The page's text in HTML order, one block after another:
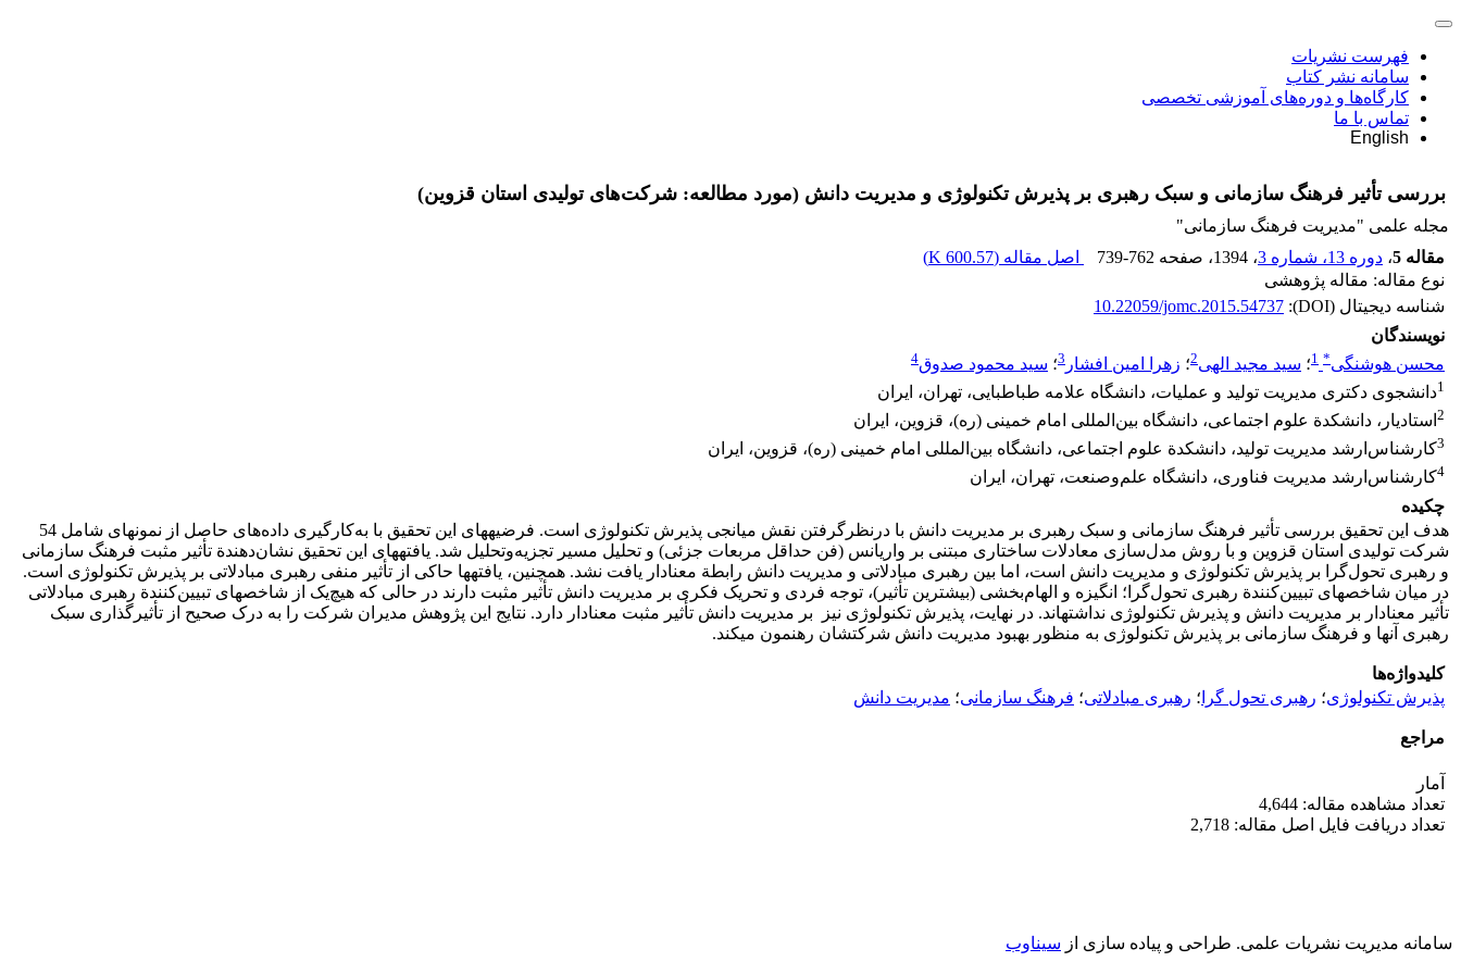
فهرست نشریات
سامانه نشر کتاب
کارگاه‌ها و دوره‌های آموزشی تخصصی
تماس با ما
English
بررسی تأثیر فرهنگ سازمانی و سبک رهبری بر پذیرش تکنولوژی و مدیریت دانش (مورد مطالعه: شرکت‌های تولیدی استان قزوین)
مجله علمی "مدیریت فرهنگ سازمانی"
مقاله 5
، دوره 13، شماره 3 ، 1394 ، صفحه 739-762 اصل مقاله (600.57 K
)
نوع مقاله: مقاله پژوهشی
شناسه دیجیتال (DOI):
10.22059/jomc.2015.54737
نویسندگان
محسن هوشنگی*
1؛ سید مجید الهی2؛ زهرا امین افشار 3؛ سید محمود صدوق4
1دانشجوی دکتری مدیریت تولید و عملیات، دانشگاه علامه طباطبایی، تهران، ایران
2 استادیار، دانشکدة علوم اجتماعی، دانشگاه بین‌المللی امام خمینی (ره)، قزوین، ایران
3کارشناس‌ارشد مدیریت تولید، دانشکدة علوم اجتماعی، دانشگاه بین‌المللی امام خمینی (ره)، قزوین، ایران
4کارشناس‌ارشد مدیریت فناوری، دانشگاه علم‌وصنعت، تهران، ایران
چکیده
هدف این تحقیق بررسی تأثیر فرهنگ سازمانی و سبک رهبری بر مدیریت دانش با درنظرگرفتن نقش میانجی پذیرش تکنولوژی است. فرضیه­های این تحقیق با به‌کارگیری داده‌های حاصل از نمونه­ای شامل 54
شرکت تولیدی استان قزوین و با روش مدل‌سازی معادلات ساختاری مبتنی بر واریانس (فن حداقل مربعات جزئی) و تحلیل مسیر تجزیه‌وتحلیل شد. یافته­های این تحقیق نشان‌دهندة تأثیر مثبت فرهنگ سازمانی
و رهبری تحول‌گرا بر پذیرش تکنولوژی و مدیریت دانش است، اما بین رهبری مبادلاتی و مدیریت دانش رابطة معنادار یافت نشد. همچنین، یافته­ها حاکی از تأثیر منفی رهبری مبادلاتی بر پذیرش تکنولوژی است.
در میان شاخص­های تبیین‌کنندة رهبری تحول‌گرا؛ انگیزه و الهام‌بخشی (بیشترین تأثیر)، توجه فردی و تحریک فکری بر مدیریت دانش تأثیر مثبت دارند در حالی که هیچ‌یک از شاخص­های تبیین‌کنندة رهبری مبادلاتی
تأثیر معنادار بر مدیریت دانش و پذیرش تکنولوژی نداشته­اند. در نهایت، پذیرش تکنولوژی نیز بر مدیریت دانش تأثیر مثبت معنادار دارد. نتایج این پژوهش مدیران شرکت را به درک صحیح از تأثیرگذاری سبک
رهبری آن­ها و فرهنگ سازمانی بر پذیرش تکنولوژی به منظور بهبود مدیریت دانش شرکتشان رهنمون می­کند.
کلیدواژه‌ها
پذیرش تکنولوژی؛ رهبری تحول گرا ؛ رهبری مبادلاتی؛ فرهنگ سازمانی؛ مدیریت دانش
مراجع
آمار
تعداد مشاهده مقاله: 4,644
تعداد دریافت فایل اصل مقاله: 2,718
سامانه مدیریت نشریات علمی. طراحی و پیاده سازی از سیناوب